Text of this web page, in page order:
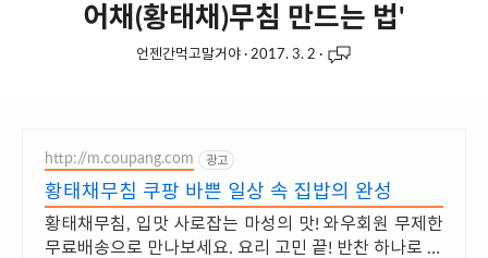
어채(황태채)무침 만드는 법'
언젠간먹고말거야· 2017. 3. 2 ·
http://m.coupang.com 광고
황태채무침 쿠팡 바쁜 일상 속 집밥의 완성
황태채무침, 입맛 사로잡는 마성의 맛! 와우회원 무제한
무료배송으로 만나보세요. 요리 고민 끝! 반찬 하나로 근